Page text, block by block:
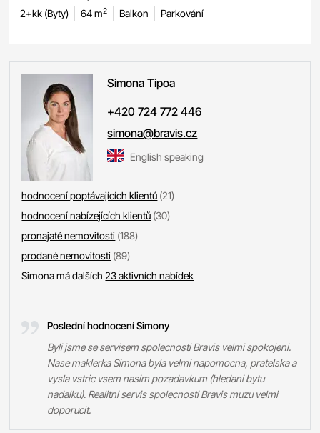
2+kk (Byty) 64 m2 Balkon Parkování
SimonaTipoa
+420 724 772 446
simona@bravis.cz
English speaking
hodnocení poptávajících klientů (21)
hodnocení nabízejících klientů (30)
pronajaté nemovitosti (188)
prodané nemovitosti (89)
Simona má dalších23 aktivních nabídek
Poslední hodnocení Simony
Byli jsme se servisem spolecnosti Bravis velmi spokojeni.
Nase maklerka Simona byla velmi napomocna, pratelska a
vysla vstric vsem nasim pozadavkum (hledani bytu
nadalku). Realitni servis spolecnosti Bravis muzu velmi
doporucit.